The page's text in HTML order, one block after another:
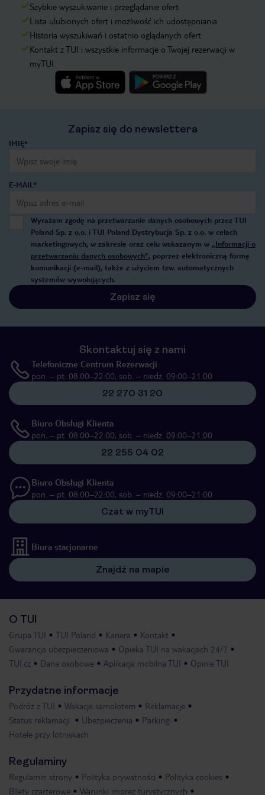
Szybkie wyszukiwanie i przeglądanie ofert
Lista ulubionych ofert i możliwość ich udostępniania
Historia wyszukiwań i ostatnio oglądanych ofert
Kontakt z TUI i wszystkie informacje o Twojej rezerwacji w
myTUI
Zapisz się do newslettera
IMIĘ*
E-MAIL*
Wyrażam zgodę na przetwarzanie danych osobowych przez TUI
Poland Sp. z o.o. i TUI Poland Dystrybucja Sp. z o.o. w celach
marketingowych, w zakresie oraz celu wskazanym w „Informacji o
przetwarzaniu danych osobowych”, poprzez elektroniczną formę
komunikacji (e-mail), także z użyciem tzw. automatycznych
systemów wywołujących.
Zapisz się
Skontaktuj się z nami
Telefoniczne Centrum Rezerwacji
pon. – pt. 08:00–22:00, sob. – niedz. 09:00–21:00
22 270 31 20
Biuro Obsługi Klienta
pon. – pt. 08:00–22:00, sob. – niedz. 09:00–21:00
22 255 04 02
Biuro Obsługi Klienta
pon. – pt. 08:00–22:00, sob. – niedz. 09:00–21:00
Czat w myTUI
Biura stacjonarne
Znajdź na mapie
O TUI
Grupa TUI TUI Poland Kariera
Kontakt
Gwarancja ubezpieczeniowa
Opieka TUI na wakacjach 24/7
TUI.cz
Dane osobowe Aplikacja mobilna TUI Opinie TUI
Przydatne informacje
Podróż z TUI Wakacje samolotem
Reklamacje
Status reklamacji
Ubezpieczenia
Parkingi
Hotele przy lotniskach
Regulaminy
Regulamin strony Polityka prywatności
Polityka cookies
Bilety czarterowe
Warunki imprez turystycznych